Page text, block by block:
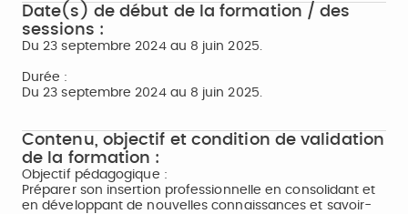
Date(s) de début de la formation / des
sessions :
Du 23 septembre 2024 au 8 juin 2025.
Durée :
Du 23 septembre 2024 au 8 juin 2025.
Contenu, objectif et condition de validation
de la formation :
Objectif pédagogique :
Préparer son insertion professionnelle en consolidant et
en développant de nouvelles connaissances et savoir-